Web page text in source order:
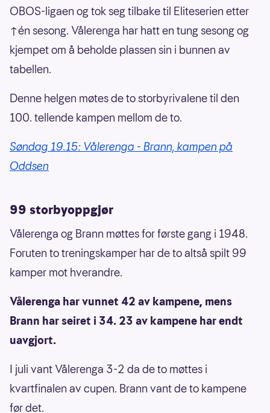
OBOS-ligaen og tok seg tilbake til Eliteserien etter
↑én sesong. Vålerenga har hatt en tung sesong og
kjempet om å beholde plassen sin i bunnen av
tabellen.
Denne helgen møtes de to storbyrivalene til den
100. tellende kampen mellom de to.
Søndag 19.15: Vålerenga - Brann, kampen på
Oddsen
99 storbyoppgjør
Vålerenga og Brann møttes for første gang i 1948.
Foruten to treningskamper har de to altså spilt 99
kamper mot hverandre.
Vålerenga har vunnet 42 av kampene, mens
Brann har seiret i 34. 23 av kampene har endt
uavgjort.
I juli vant Vålerenga 3-2 da de to møttes i
kvartfinalen av cupen. Brann vant de to kampene
før det.